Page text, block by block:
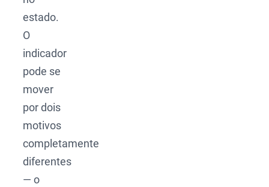
estado.
O
indicador
pode se
mover
por dois
motivos
completamente
diferentes
— o